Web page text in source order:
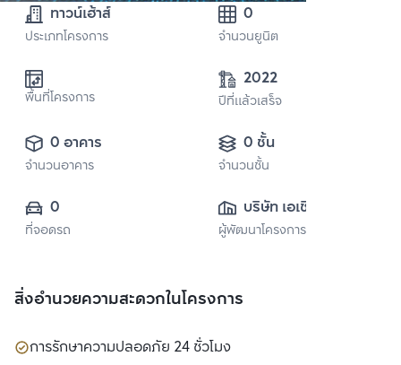
ทาวน์เฮ้าส์
ประเภทโครงการ
0
จำนวนยูนิต
พื้นที่โครงการ
2022
ปีที่แล้วเสร็จ
0 อาคาร
จำนวนอาคาร
0 ชั้น
จำนวนชั้น
0
ที่จอดรถ
บริษัท เอเชี่ยน
พร็อพเพอร์ตี้
ผู้พัฒนาโครงการ
สิ่งอำนวยความสะดวกในโครงการ
การรักษาความปลอดภัย 24 ชั่วโมง